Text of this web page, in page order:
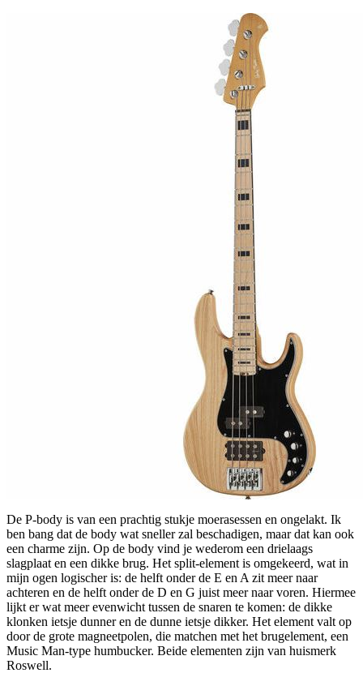
De P-body is van een prachtig stukje moerasessen en ongelakt. Ik
ben bang dat de body wat sneller zal beschadigen, maar dat kan ook
een charme zijn. Op de body vind je wederom een drielaags
slagplaat en een dikke brug. Het split-element is omgekeerd, wat in
mijn ogen logischer is: de helft onder de E en A zit meer naar
achteren en de helft onder de D en G juist meer naar voren. Hiermee
lijkt er wat meer evenwicht tussen de snaren te komen: de dikke
klonken ietsje dunner en de dunne ietsje dikker. Het element valt op
door de grote magneetpolen, die matchen met het brugelement, een
Music Man-type humbucker. Beide elementen zijn van huismerk
Roswell.